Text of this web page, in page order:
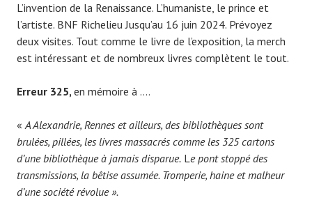
L’invention de la Renaissance. L’humaniste, le prince et
l’artiste. BNF Richelieu Jusqu’au 16 juin 2024. Prévoyez
deux visites. Tout comme le livre de l’exposition, la merch
est intéressant et de nombreux livres complètent le tout.
Erreur 325, en mémoire à ….
«A Alexandrie, Rennes et ailleurs, des bibliothèques sont
brulées, pillées, les livres massacrés comme les 325 cartons
d’une bibliothèque à jamais disparue. Le pont stoppé des
transmissions, la bêtise assumée. Tromperie, haine et malheur
d’une société révolue ».